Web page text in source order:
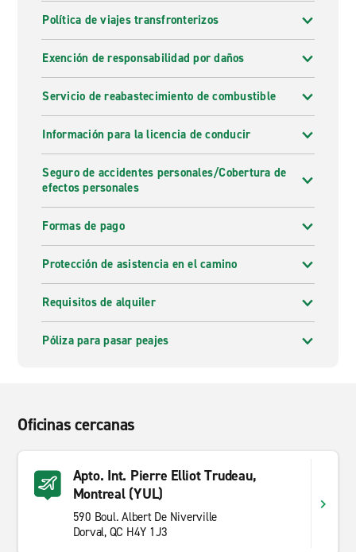
Política de viajes transfronterizos
Exención de responsabilidad por daños
Servicio de reabastecimiento de combustible
Información para la licencia de conducir
Seguro de accidentes personales/Cobertura de
efectos personales
Formas de pago
Protección de asistencia en el camino
Requisitos de alquiler
Póliza para pasar peajes
Oficinas cercanas
Apto. Int. Pierre Elliot Trudeau,
Montreal (YUL)
590 Boul. Albert De Niverville
Dorval, QC H4Y 1J3